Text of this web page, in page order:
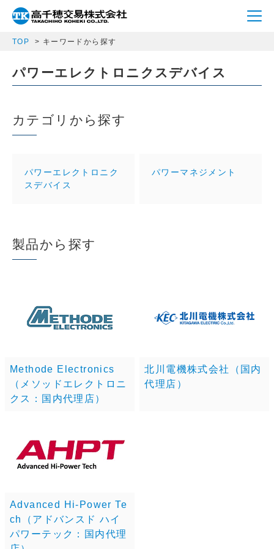
TOP キーワードから探す
パワーエレクトロニクスデバイス
カテゴリから探す
パワーエレクトロニク
スデバイス
パワーマネジメント
製品から探す
Methode Electronics
（メソッドエレクトロニ
クス：国内代理店）
北川電機株式会社（国内
代理店）
Advanced Hi-Power Te
ch（アドバンスド ハイ
パワーテック：国内代理